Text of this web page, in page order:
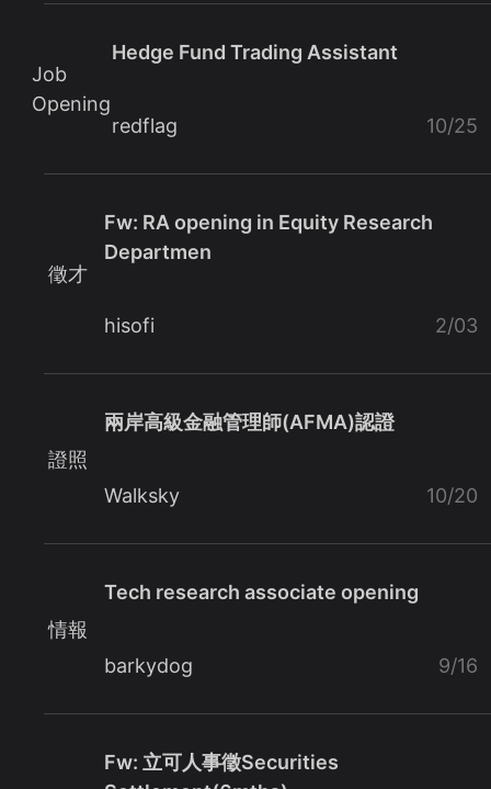
Job
Opening
Hedge Fund Trading Assistant
redflag 10/25
徵才
Fw: RA opening in Equity Research
Departmen
hisofi 2/03
證照
兩岸高級金融管理師(AFMA)認證
Walksky 10/20
情報
Tech research associate opening
barkydog 9/16
Fw: 立可人事徵Securities